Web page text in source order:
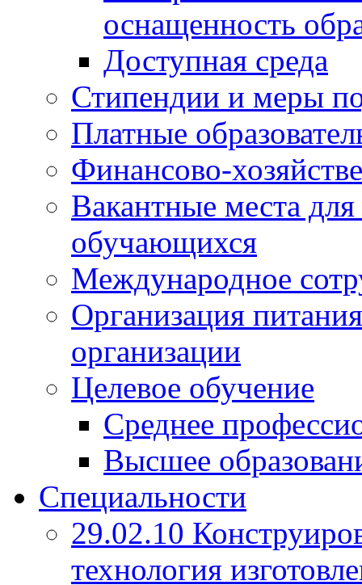
оснащенность
Доступная среда
Стипендии и меры
Платные
Финансово-
Вакантные места
обучающихся
Международное
Организация
организации
Целевое обучение
Среднее
Высшее
Специальности
29.02.10
технология